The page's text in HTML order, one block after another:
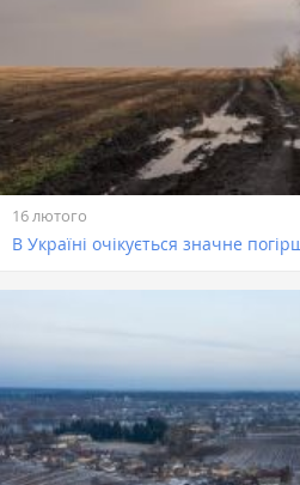
16 лютого
В Україні очікується значне